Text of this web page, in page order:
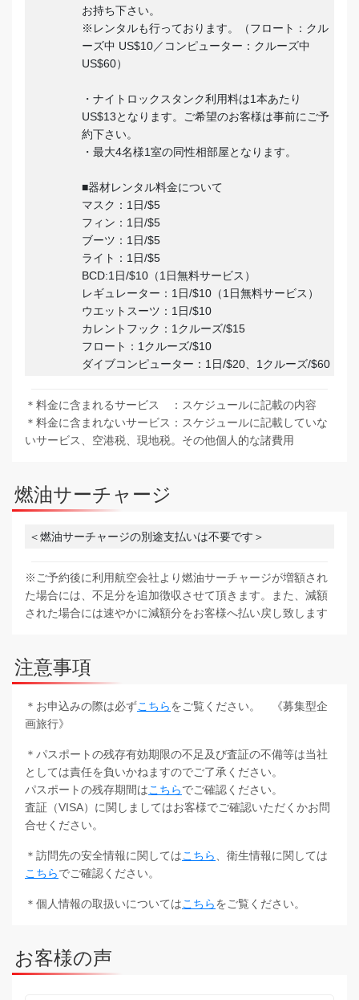
お持ち下さい。
※レンタルも行っております。（フロート：クル
ーズ中 US$10／コンピューター：クルーズ中
US$60）
・ナイトロックスタンク利用料は1本あたり
US$13となります。ご希望のお客様は事前にご予
約下さい。
・最大4名様1室の同性相部屋となります。
■器材レンタル料金について
マスク：1日/$5
フィン：1日/$5
ブーツ：1日/$5
ライト：1日/$5
BCD:1日/$10（1日無料サービス）
レギュレーター：1日/$10（1日無料サービス）
ウエットスーツ：1日/$10
カレントフック：1クルーズ/$15
フロート：1クルーズ/$10
ダイブコンピューター：1日/$20、1クルーズ/$60
＊料金に含まれるサービス ：スケジュールに記載の内容
＊料金に含まれないサービス：スケジュールに記載していな
いサービス、空港税、現地税。その他個人的な諸費用
燃油サーチャージ
＜燃油サーチャージの別途支払いは不要です＞
※ご予約後に利用航空会社より燃油サーチャージが増額され
た場合には、不足分を追加徴収させて頂きます。また、減額
された場合には速やかに減額分をお客様へ払い戻し致します
注意事項
＊お申込みの際は必ずこちらをご覧ください。 《募集型企
画旅行》
＊パスポートの残存有効期限の不足及び査証の不備等は当社
としては責任を負いかねますのでご了承ください。
パスポートの残存期間はこちらでご確認ください。
査証（VISA）に関しましてはお客様でご確認いただくかお問
合せください。
＊訪問先の安全情報に関してはこちら
、衛生情報に関しては
こちらでご確認ください。
＊個人情報の取扱いについてはこちらをご覧ください。
お客様の声